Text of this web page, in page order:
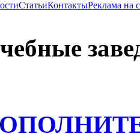
СтатьиКонтактыРеклама на